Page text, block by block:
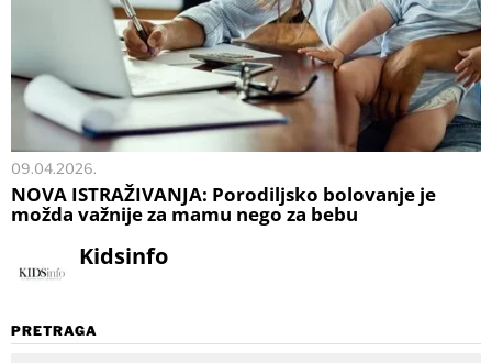
09.04.2026.
NOVA ISTRAŽIVANJA: Porodiljsko bolovanje je
možda važnije za mamu nego za bebu
Kidsinfo
PRETRAGA